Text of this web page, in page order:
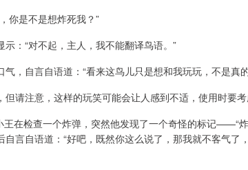
你是不是想炸死我？”
示：“对不起，主人，我不能翻译鸟语。”
气，自言自语道：“看来这鸟儿只是想和我玩玩，不是真
但请注意，这样的玩笑可能会让人感到不适，使用时要考
王在检查一个炸弹，突然他发现了一个奇怪的标记——“
自言自语道：“好吧，既然你这么说了，那我就不客气